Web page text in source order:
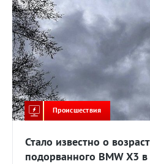
Происшествия
Стало известно о
подорванного BMW X3